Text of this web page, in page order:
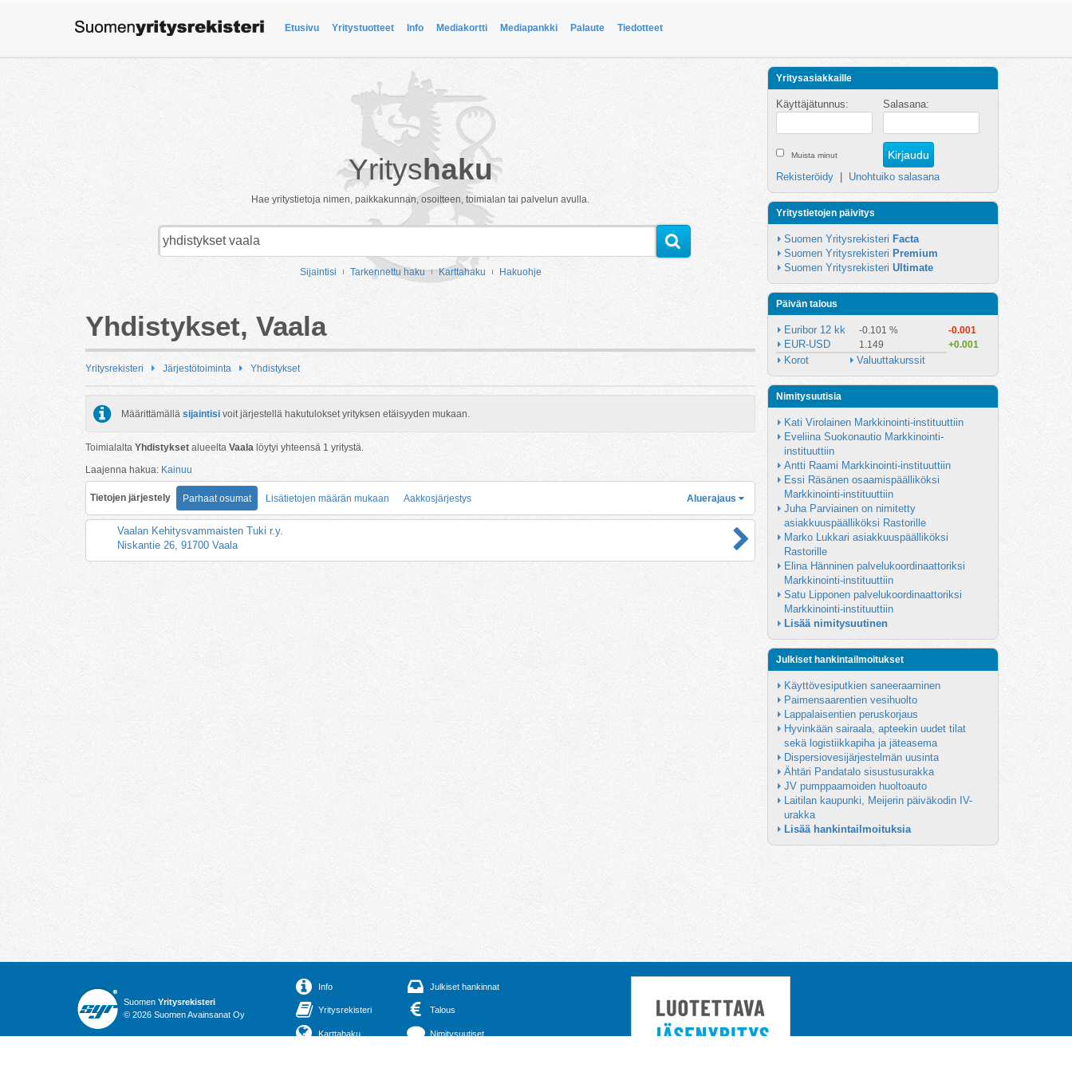
Etusivu Yritystuotteet Info Mediakortti Mediapankki Palaute Tiedotteet
Yrityshaku
Hae yritystietoja nimen, paikkakunnan, osoitteen, toimialan tai palvelun avulla.
Sijaintisi Tarkennettu haku Karttahaku Hakuohje
Yhdistykset, Vaala
Yritysrekisteri Järjestötoiminta Yhdistykset
Määrittämällä sijaintisi voit järjestellä hakutulokset yrityksen etäisyyden mukaan.
Toimialalta Yhdistykset alueelta Vaala löytyi yhteensä 1 yritystä.
Laajenna hakua: Kainuu
Tietojen järjestely Parhaat osumat Lisätietojen määrän mukaan Aakkosjärjestys Aluerajaus
Vaalan Kehitysvammaisten Tuki r.y.
Niskantie 26, 91700 Vaala
Yritysasiakkaille
Käyttäjätunnus: Salasana:
Muista minut
Rekisteröidy Unohtuiko salasana
Yritystietojen päivitys
Suomen Yritysrekisteri Facta
Suomen Yritysrekisteri Premium
Suomen Yritysrekisteri Ultimate
Päivän talous
Euribor 12 kk -0.101 % -0.001
EUR-USD 1.149 +0.001
Korot Valuuttakurssit
Nimitysuutisia
Kati Virolainen Markkinointi-instituuttiin
Eveliina Suokonautio Markkinointi-
instituuttiin
Antti Raami Markkinointi-instituuttiin
Essi Räsänen osaamispäälliköksi
Markkinointi-instituuttiin
Juha Parviainen on nimitetty
asiakkuuspäälliköksi Rastorille
Marko Lukkari asiakkuuspäälliköksi
Rastorille
Elina Hänninen palvelukoordinaattoriksi
Markkinointi-instituuttiin
Satu Lipponen palvelukoordinaattoriksi
Markkinointi-instituuttiin
Lisää nimitysuutinen
Julkiset hankintailmoitukset
Käyttövesiputkien saneeraaminen
Paimensaarentien vesihuolto
Lappalaisentien peruskorjaus
Hyvinkään sairaala, apteekin uudet tilat
sekä logistiikkapiha ja jäteasema
Dispersiovesijärjestelmän uusinta
Ähtäri Pandatalo sisustusurakka
JV pumppaamoiden huoltoauto
Laitilan kaupunki, Meijerin päiväkodin IV-
urakka
Lisää hankintailmoituksia
Suomen Yritysrekisteri
© 2026 Suomen Avainsanat Oy
Info
Yritysrekisteri
Karttahaku
Julkiset hankinnat
Talous
Nimitysuutiset